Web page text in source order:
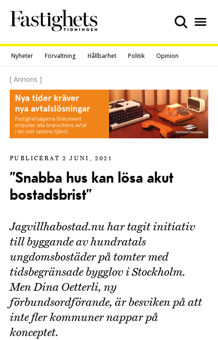
content
Nyheter Förvaltning Hållbarhet Politik Opinion
[ Annons ]
PUBLICERAT 2 JUNI, 2021
”Snabba hus kan lösa akut
bostadsbrist”
Jagvillhabostad.nu har tagit initiativ
till byggande av hundratals
ungdomsbostäder på tomter med
tidsbegränsade bygglov i Stockholm.
Men Dina Oetterli, ny
förbundsordförande, är besviken på att
inte fler kommuner nappar på
konceptet.